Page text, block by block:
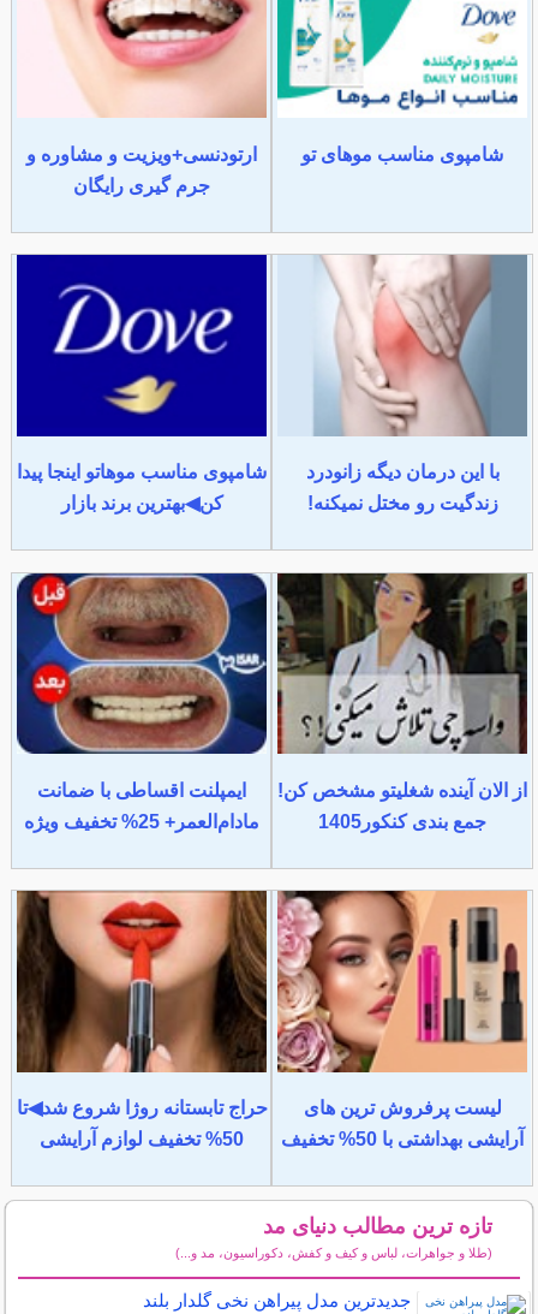
شامپوی مناسب موهای تو
ارتودنسی+ویزیت و مشاوره و
جرم گیری رایگان
با این درمان دیگه زانودرد
زندگیت رو مختل نمیکنه!
شامپوی مناسب موهاتو اینجا پیدا
کن◀بهترین برند بازار
از الان آینده شغلیتو مشخص کن!
جمع بندی کنکور1405
ایمپلنت اقساطی با ضمانت
مادام‌العمر+ 25% تخفیف ویژه
لیست پرفروش ترین های
آرایشی بهداشتی با 50% تخفیف
حراج تابستانه روژا شروع شد◀تا
50% تخفیف لوازم آرایشی
تازه ترین مطالب دنیای مد
(طلا و جواهرات، لباس و کیف و کفش، دکوراسیون، مد و...)
جدیدترین مدل پیراهن نخی گلدار بلند